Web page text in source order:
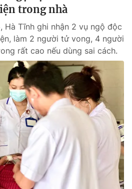
trong nhà
Hà Tĩnh ghi nhận 2 vụ ngộ độc
làm 2 người tử vong, 4 người
rất cao nếu dùng sai cách.